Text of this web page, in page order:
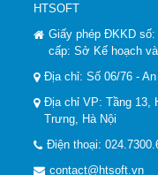
HTSOFT
Giấy phép ĐKKD số:
cấp: Sở Kế hoạch
Địa chỉ: Số 06/76 -
Địa chỉ VP: Tầng 13,
Trưng, Hà Nội
Điện thoại:
contact@htsoft.vn